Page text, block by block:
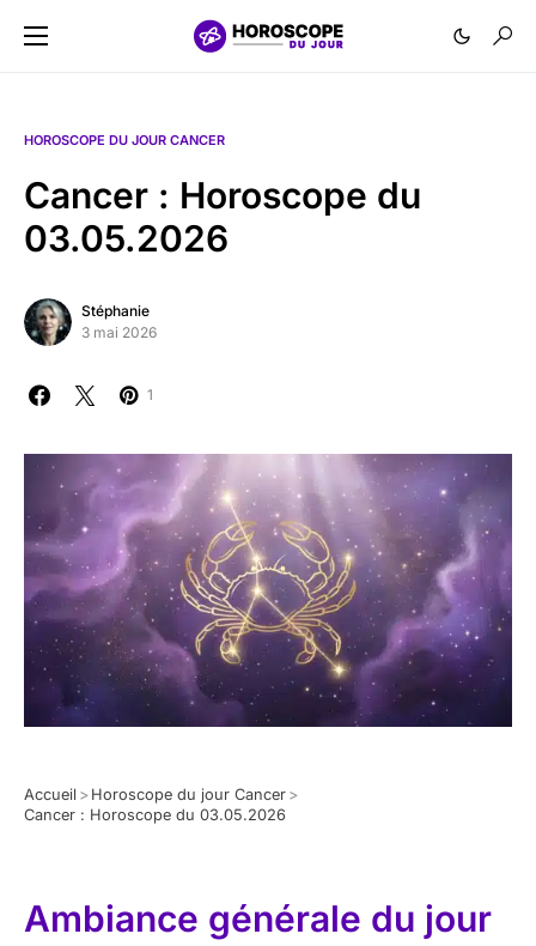
HOROSCOPE DU JOUR CANCER
Cancer : Horoscope du
03.05.2026
Stéphanie
3 mai 2026
1
Accueil > Horoscope du jour Cancer >
Cancer : Horoscope du 03.05.2026
Ambiance générale du jour